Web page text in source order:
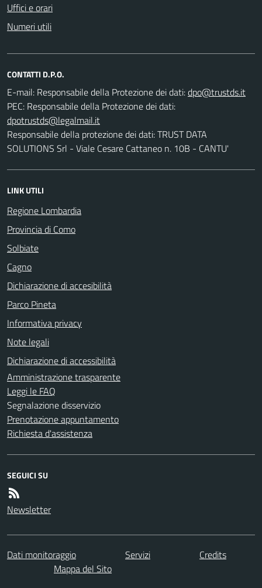
Uffici e orari
Numeri utili
CONTATTI D.P.O.
E-mail: Responsabile della Protezione dei dati:
PEC: Responsabile della Protezione dei dati:
Responsabile della protezione dei dati: TRUST DATA
SOLUTIONS Srl - Viale Cesare Cattaneo n. 10B - CANTU'
LINK UTILI
Regione Lombardia
Provincia di Como
Solbiate
Cagno
Dichiarazione di accesibilità
Parco Pineta
Informativa privacy
Note legali
Dichiarazione di accessibilità
Amministrazione trasparente
Leggi le FAQ
Segnalazione disservizio
Prenotazione appuntamento
Richiesta d'assistenza
SEGUICI SU
Newsletter
Dati monitoraggio Servizi
Credits
Mappa del Sito